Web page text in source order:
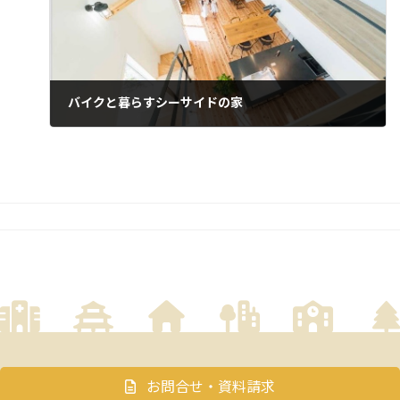
バイクと暮らすシーサイドの家
お問合せ・資料請求